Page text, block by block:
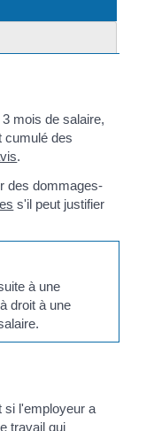
mois de salaire,
cumulé des
.
des dommages-
s'il peut justifier
à une
droit à une
si l'employeur a
travail qui